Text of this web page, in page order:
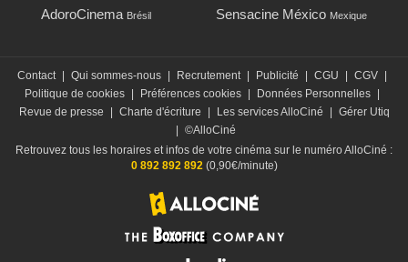
AdoroCinema Brésil Sensacine México Mexique
Contact | Qui sommes-nous | Recrutement | Publicité | CGU | CGV |
Politique de cookies | Préférences cookies | Données Personnelles |
Revue de presse
| Charte d'écriture | Les services AlloCiné | Gérer Utiq
| ©AlloCiné
Retrouvez tous les horaires et infos de votre cinéma sur le numéro AlloCiné :
0 892 892 892 (0,90€/minute)